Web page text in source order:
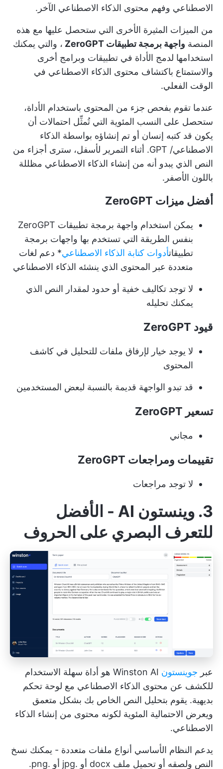
الاصطناعي وفهم محتوى الذكاء الاصطناعي الآخر.
من الميزات المثيرة الأخرى التي ستحصل عليها مع هذه
المنصة واجهة برمجة تطبيقات ZeroGPT
، والتي يمكنك
استخدامها لدمج الأداة في تطبيقات وبرامج أخرى
والاستمتاع باكتشاف محتوى الذكاء الاصطناعي في
الوقت الفعلي.
عندما تقوم بفحص جزء من المحتوى باستخدام الأداة،
ستحصل على النسب المئوية التي تُمثِّل احتمالات أن
يكون قد كتبه إنسان أو تم إنشاؤه بواسطة الذكاء
الاصطناعي/ GPT. أثناء التمرير لأسفل، سترى أجزاء من
النص الذي يبدو أنه من إنشاء الذكاء الاصطناعي مظللة
باللون الأصفر.
أفضل ميزات ZeroGPT
يمكن استخدام واجهة برمجة تطبيقات ZeroGPT
بنفس الطريقة التي تستخدم بها واجهات برمجة
تطبيقاتأدوات كتابة الذكاء الاصطناعي* دعم لغات
متعددة عبر المحتوى الذي ينشئه الذكاء الاصطناعي
لا توجد تكاليف خفية أو حدود لمقدار النص الذي
يمكنك تحليله
قيود ZeroGPT
لا يوجد خيار لإرفاق ملفات للتحليل في كاشف
المحتوى
قد تبدو الواجهة قديمة بالنسبة لبعض المستخدمين
تسعير ZeroGPT
مجاني
تقييمات ومراجعات ZeroGPT
لا توجد مراجعات
3. وينستون AI - الأفضل
للتعرف البصري على الحروف
عبر جوينستون
Winston AI هو أداة سهلة الاستخدام
للكشف عن محتوى الذكاء الاصطناعي مع لوحة تحكم
بديهية. يقوم بتحليل النص الخاص بك بشكل متعمق
ويعرض الاحتمالية المئوية لكونه محتوى من إنشاء الذكاء
الاصطناعي.
يدعم النظام الأساسي أنواع ملفات متعددة - يمكنك نسخ
النص ولصقه أو تحميل ملف docx أو .jpg أو .png.